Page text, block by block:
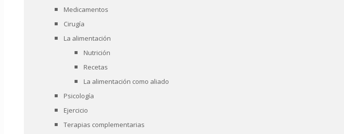
Medicamentos
Cirugía
La alimentación
Nutrición
Recetas
La alimentación como aliado
Psicología
Ejercicio
Terapias complementarias